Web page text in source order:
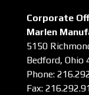
Corporate
Marlen
5150
Bedford, Ohio
Phone:
Fax: